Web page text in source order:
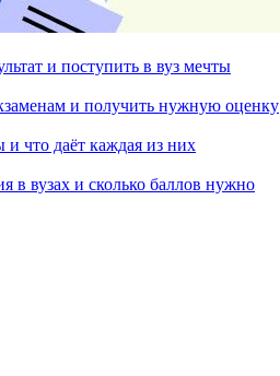
и поступить в вуз мечты
и получить нужную оценку
что даёт каждая из них
в вузах и сколько баллов нужно